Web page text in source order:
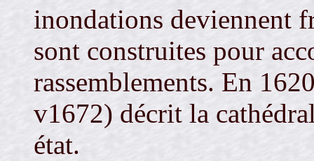
inondations deviennent
sont construites pour
rassemblements. En
v1672) décrit la
état.